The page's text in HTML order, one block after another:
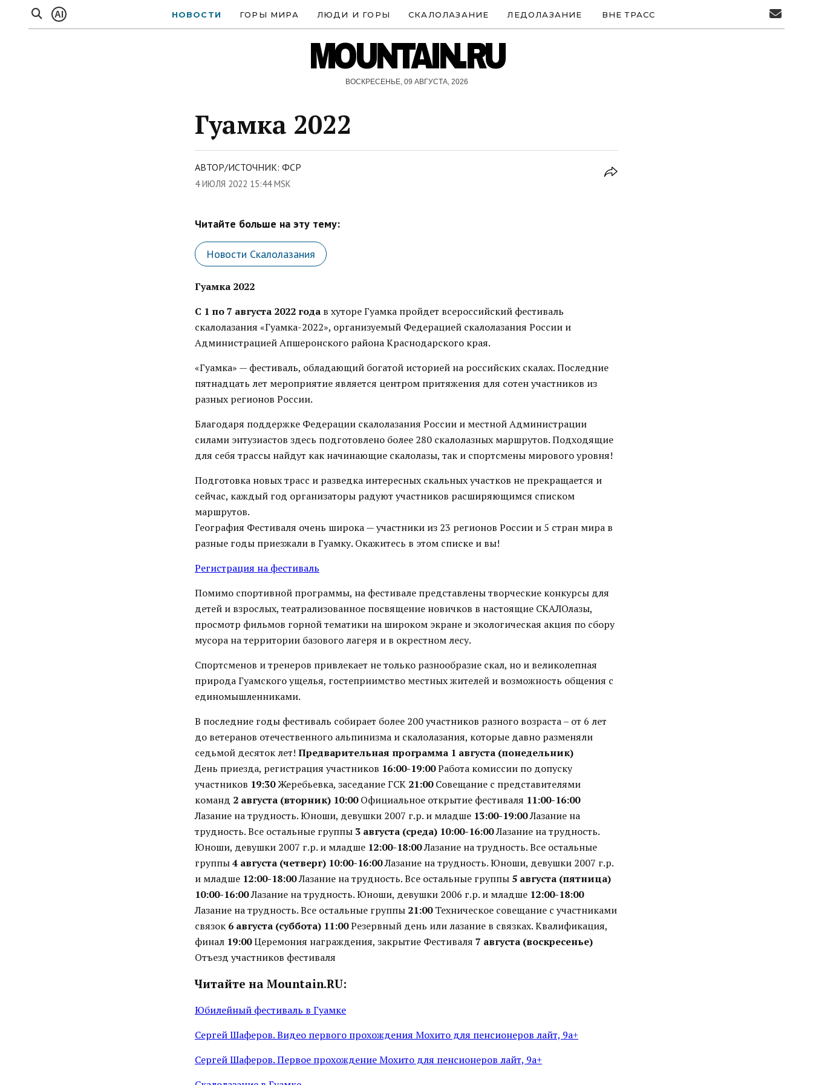
AI НОВОСТИ ГОРЫ МИРА ЛЮДИ И ГОРЫ СКАЛОЛАЗАНИЕ ЛЕДОЛАЗАНИЕ ВНЕ ТРАСС
MOUNTAIN.RU
ВОСКРЕСЕНЬЕ, 09 АВГУСТА, 2026
Гуамка 2022
АВТОР/ИСТОЧНИК: ФСР
4 ИЮЛЯ 2022 15:44 MSK
Читайте больше на эту тему:
Новости Скалолазания
Гуамка 2022
С 1 по 7 августа 2022 года в хуторе Гуамка пройдет всероссийский фестиваль
скалолазания «Гуамка-2022», организуемый Федерацией скалолазания России и
Администрацией Апшеронского района Краснодарского края.
«Гуамка» — фестиваль, обладающий богатой историей на российских скалах. Последние
пятнадцать лет мероприятие является центром притяжения для сотен участников из
разных регионов России.
Благодаря поддержке Федерации скалолазания России и местной Администрации
силами энтузиастов здесь подготовлено более 280 скалолазных маршрутов. Подходящие
для себя трассы найдут как начинающие скалолазы, так и спортсмены мирового уровня!
Подготовка новых трасс и разведка интересных скальных участков не прекращается и
сейчас, каждый год организаторы радуют участников расширяющимся списком
маршрутов.
География Фестиваля очень широка — участники из 23 регионов России и 5 стран мира в
разные годы приезжали в Гуамку. Окажитесь в этом списке и вы!
Регистрация на фестиваль
Помимо спортивной программы, на фестивале представлены творческие конкурсы для
детей и взрослых, театрализованное посвящение новичков в настоящие СКАЛОлазы,
просмотр фильмов горной тематики на широком экране и экологическая акция по сбору
мусора на территории базового лагеря и в окрестном лесу.
Спортсменов и тренеров привлекает не только разнообразие скал, но и великолепная
природа Гуамского ущелья, гостеприимство местных жителей и возможность общения с
единомышленниками.
В последние годы фестиваль собирает более 200 участников разного возраста – от 6 лет
до ветеранов отечественного альпинизма и скалолазания, которые давно разменяли
седьмой десяток лет! Предварительная программа 1 августа (понедельник)
День приезда, регистрация участников 16:00-19:00Работа комиссии по допуску
участников 19:30Жеребьевка, заседание ГСК 21:00Совещание с представителями
команд 2 августа (вторник) 10:00Официальное открытие фестиваля 11:00-16:00
Лазание на трудность. Юноши, девушки 2007 г.р. и младше 13:00-19:00Лазание на
трудность. Все остальные группы 3 августа (среда) 10:00-16:00Лазание на трудность.
Юноши, девушки 2007 г.р. и младше 12:00-18:00Лазание на трудность. Все остальные
группы4 августа (четверг) 10:00-16:00Лазание на трудность. Юноши, девушки 2007 г.р.
и младше 12:00-18:00Лазание на трудность. Все остальные группы 5 августа (пятница)
10:00-16:00Лазание на трудность. Юноши, девушки 2006 г.р. и младше 12:00-18:00
Лазание на трудность. Все остальные группы 21:00Техническое совещание с участниками
связок 6 августа (суббота) 11:00Резервный день или лазание в связках. Квалификация,
финал 19:00Церемония награждения, закрытие Фестиваля 7 августа (воскресенье)
Отъезд участников фестиваля
Читайте на Mountain.RU:
Юбилейный фестиваль в Гуамке
Сергей Шаферов. Видео первого прохождения Мохито для пенсионеров лайт, 9а+
Сергей Шаферов. Первое прохождение Мохито для пенсионеров лайт, 9а+